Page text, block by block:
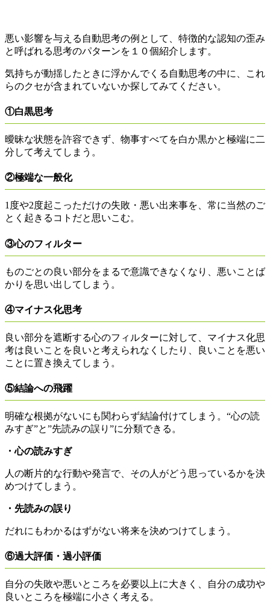
悪い影響を与える自動思考の例として、 特徴的な認知の歪み
と呼ばれる思考のパターンを１０個紹介します。
気持ちが動揺したときに浮かんでくる自動思考の中に、これ
らのクセが含まれていないか探してみてください。
①白黒思考
曖昧な状態を許容できず、物事すべてを白か黒かと極端に二
分して考えてしまう。
②極端な一般化
1度や2度起こっただけの失敗・悪い出来事を、常に当然のご
とく起きるコトだと思いこむ。
③心のフィルター
ものごとの良い部分をまるで意識できなくなり、悪いことば
かりを思い出してしまう。
④マイナス化思考
良い部分を遮断する心のフィルターに対して、マイナス化思
考は良いことを良いと考えられなくしたり、良いことを悪い
ことに置き換えてしまう。
⑤結論への飛躍
明確な根拠がないにも関わらず結論付けてしまう。“心の読
みすぎ”と”先読みの誤り”に分類できる。
・心の読みすぎ
人の断片的な行動や発言で、その人がどう思っているかを決
めつけてしまう。
・先読みの誤り
だれにもわかるはずがない将来を決めつけてしまう。
⑥過大評価・過小評価
自分の失敗や悪いところを必要以上に大きく、自分の成功や
良いところを極端に小さく考える。